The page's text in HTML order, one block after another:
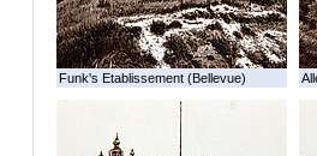
Funk's Etablissement (Bellevue)